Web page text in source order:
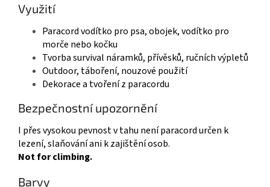
Využití
Paracord vodítko pro psa, obojek, vodítko pro
morče nebo kočku
Tvorba survival náramků, přívěsků, ručních výpletů
Outdoor, táboření, nouzové použití
Dekorace a tvoření z paracordu
Bezpečnostní upozornění
I přes vysokou pevnost v tahu není paracord určen k
lezení, slaňování ani k zajištění osob.
Not for climbing.
Barvy